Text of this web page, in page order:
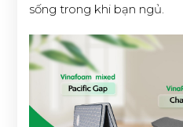
sống trong khi bạn ngủ.